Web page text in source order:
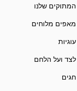
המתוקים שלנו
מאפים מלוחים
עוגיות
לצד ועל הלחם
חגים